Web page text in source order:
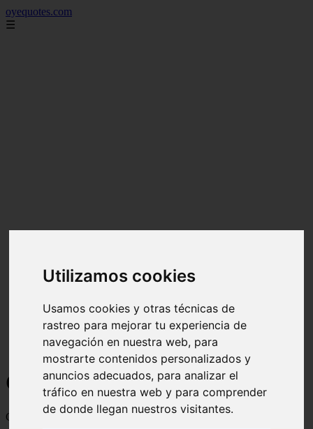
Utilizamos cookies
Usamos cookies y otras técnicas de
rastreo para mejorar tu experiencia de
navegación en nuestra web, para
mostrarte contenidos personalizados y
anuncios adecuados, para analizar el
tráfico en nuestra web y para comprender
de donde llegan nuestros visitantes.
oyequotes.com
☰
Curiosidades y Sabias que
Cosas curiosas, curiosidades, noticias impactantes y mucho mas